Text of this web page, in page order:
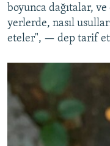
boyunca dağıtalar,
yerlerde, nasıl
eteler", — dep tarif